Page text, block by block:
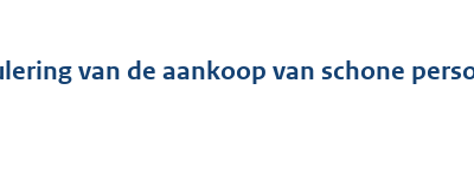
a
van de aankoop van schone